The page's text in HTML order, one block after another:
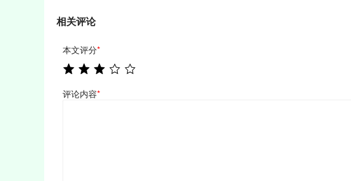
相关评论
本文评分*
评论内容*